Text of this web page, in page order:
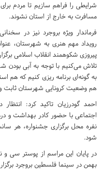
شرایطی را فراهم سازیم تا مردم
مسافرت به خارج از استان نشوند.
فرماندار ویژه بروجرد نیز در
رویداد مهم هنری به شهرستان،
پیروزی شکوهمند انقلاب اسلامی
تلاش می‌کنیم با توجه به آبی بودن
به گونه‌ای برنامه ریزی کنیم که هم
هم وضعیت کرونایی شهرستان ثابت و
احمد گودرزیان تاکید کرد:
شود.
بهمن در سینما فلسطین بروجرد